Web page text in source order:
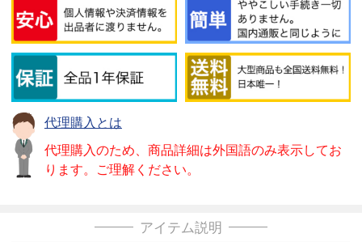
代理購入とは
代理購入のため、商品詳細は外国語のみ表示してお
ります。ご理解ください。
アイテム説明